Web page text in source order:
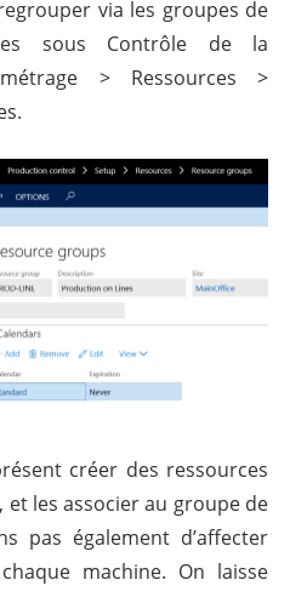
via les groupes de
sous Contrôle de la
> Ressources >
créer des ressources
et les associer au groupe de
pas également d’affecter
machine. On laisse